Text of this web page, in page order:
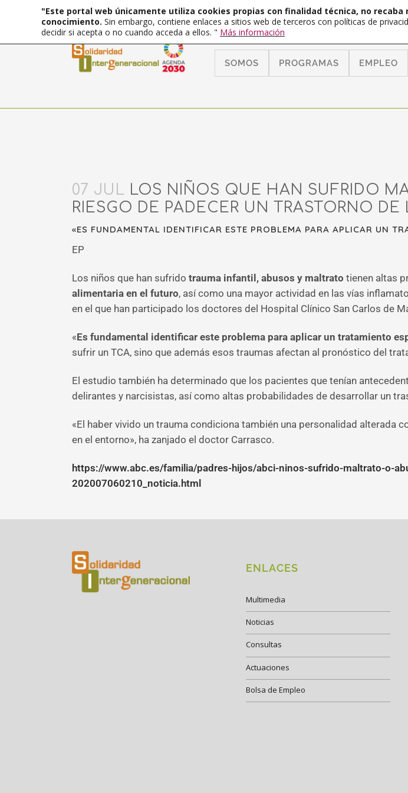
SOMOS PROGRAMAS EMPLEO
07 JUL LOS NIÑOS QUE HAN SUFRIDO
RIESGO DE PADECER UN TRASTORNO
«ES FUNDAMENTAL IDENTIFICAR ESTE PROBLEMA PARA APLICAR UN
EP
Los niños que han sufrido trauma infantil, abusos y maltrato tienen altas
alimentaria en el futuro, así como una mayor actividad en las vías
en el que han participado los doctores del Hospital Clínico San Carlos de
«Es fundamental identificar este problema para aplicar un tratamiento
sufrir un TCA, sino que además esos traumas afectan al pronóstico del
El estudio también ha determinado que los pacientes que tenían
delirantes y narcisistas, así como altas probabilidades de desarrollar un
«El haber vivido un trauma condiciona también una personalidad alterada
en el entorno», ha zanjado el doctor Carrasco.
https://www.abc.es/familia/padres-hijos/abci-ninos-sufrido-maltrato-o-
202007060210_noticia.html
ENLACES
Multimedia
Noticias
Consultas
Actuaciones
Bolsa de Empleo
"Este portal web únicamente utiliza cookies propias con finalidad técnica, no
conocimiento. Sin embargo, contiene enlaces a sitios web de terceros con políticas de
decidir si acepta o no cuando acceda a ellos. " Más información